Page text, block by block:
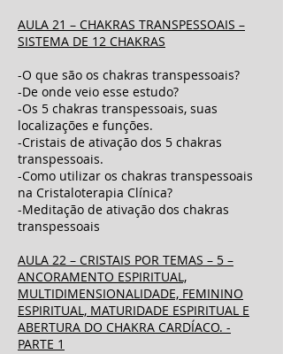
AULA 21 – CHAKRAS TRANSPESSOAIS –
SISTEMA DE 12 CHAKRAS
-O que são os chakras transpessoais?
-De onde veio esse estudo?
-Os 5 chakras transpessoais, suas
localizações e funções.
-Cristais de ativação dos 5 chakras
transpessoais.
-Como utilizar os chakras transpessoais
na Cristaloterapia Clínica?
-Meditação de ativação dos chakras
transpessoais
AULA 22 – CRISTAIS POR TEMAS – 5 –
ANCORAMENTO ESPIRITUAL,
MULTIDIMENSIONALIDADE, FEMININO
ESPIRITUAL, MATURIDADE ESPIRITUAL E
ABERTURA DO CHAKRA CARDÍACO. -
PARTE 1